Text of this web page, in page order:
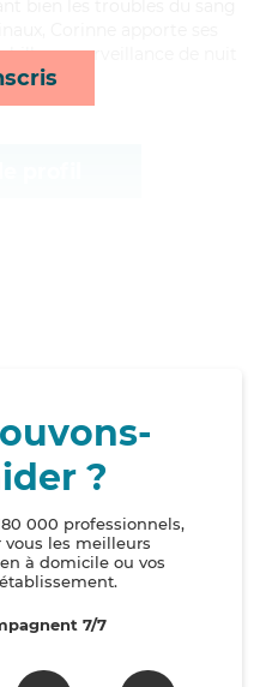
surveillance de nuit
?
000 professionnels,
vous les meilleurs
à domicile ou vos
7/7